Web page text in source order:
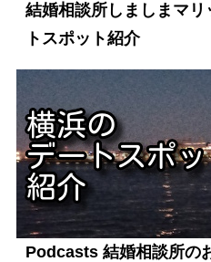
結婚相談所しましまマ
トスポット紹介
Podcasts 結婚相談所の